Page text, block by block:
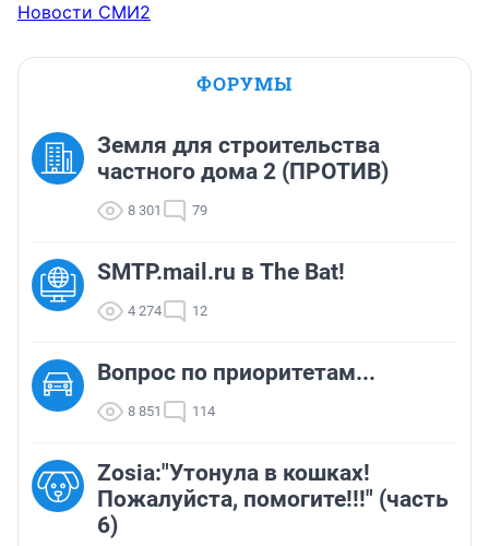
Новости СМИ2
ФОРУМЫ
Земля для строительства
частного дома 2 (ПРОТИВ)
8 301 79
SMTP.mail.ru в The Bat!
4 274 12
Вопрос по приоритетам...
8 851 114
Zosia:"Утонула в кошках!
Пожалуйста, помогите!!!" (часть
6)